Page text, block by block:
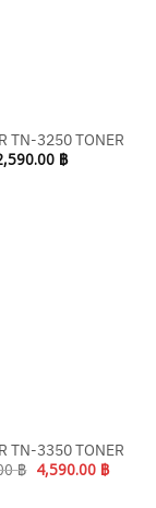
TN-3250 TONER
฿
TN-3350 TONER
฿ Original
price
4,590.00 ฿